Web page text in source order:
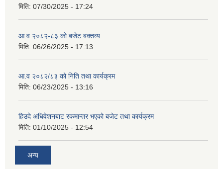
मिति: 07/30/2025 - 17:24
आ.व २०८२-८३ को बजेट बक्तव्य
मिति: 06/26/2025 - 17:13
आ.व २०८२/८३ को निति तथा कार्यक्रम
मिति: 06/23/2025 - 13:16
हिउदे अधिवेशनबाट रकमान्तर भएको बजेट तथा कार्यक्रम
मिति: 01/10/2025 - 12:54
अन्य